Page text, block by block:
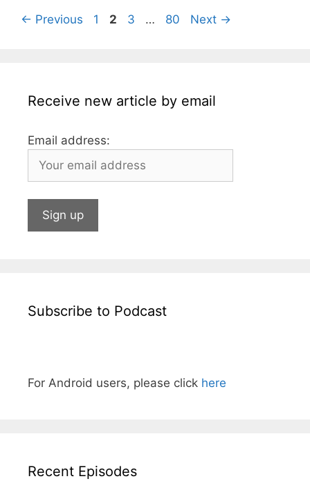
o
g
e
p
p
n
← Previous Page
1 Page
2 Page
3 … Page
80 Next →
Receive new article by email
Email address:
Subscribe to Podcast
For Android users, please click here
Recent Episodes